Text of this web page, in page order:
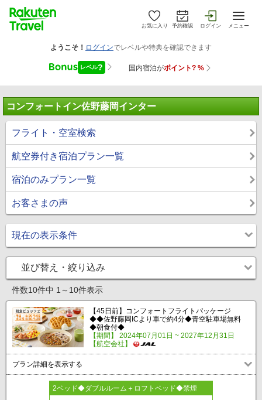
お気に入り 予約確認 ログイン メニュー
コンフォートイン佐野藤岡インター
フライト・空室検索
航空券付き宿泊プラン一覧
宿泊のみプラン一覧
お客さまの声
現在の表示条件
並び替え・絞り込み
件数10件中 1～10件表示
【45日前】コンフォートフライトパッケージ
◆◆佐野藤岡ICより車で約4分◆青空駐車場無料
◆朝食付◆
【期間】 2024年07月01日 ~ 2027年12月31日
【航空会社】
プラン詳細を表示する
2ベッド◆ダブルルーム＋ロフトベッド◆禁煙